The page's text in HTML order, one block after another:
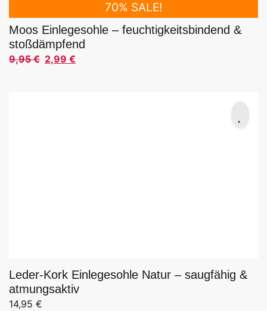
70% SALE!
Moos Einlegesohle – feuchtigkeitsbindend &
stoßdämpfend
9,95€
Ursprünglicher Preis war: 9,95 €
2,99 €
Aktueller Preis ist: 2,99 €.
Leder-Kork Einlegesohle Natur – saugfähig &
atmungsaktiv
14,95 €